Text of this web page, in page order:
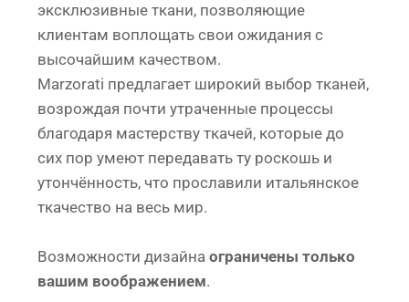
эксклюзивные ткани, позволяющие
клиентам воплощать свои ожидания с
высочайшим качеством.
Marzorati предлагает широкий выбор тканей,
возрождая почти утраченные процессы
благодаря мастерству ткачей, которые до
сих пор умеют передавать ту роскошь и
утончённость, что прославили итальянское
ткачество на весь мир.
Возможности дизайна ограничены только
вашим воображением.